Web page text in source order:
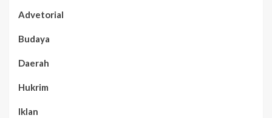
Advetorial
Budaya
Daerah
Hukrim
Iklan